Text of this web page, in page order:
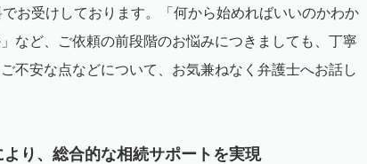
お受けしております。「何から始めればいいのかわか
など、ご依頼の前段階のお悩みにつきましても、丁寧
不安な点などについて、お気兼ねなく弁護士へお話し
り、総合的な相続サポートを実現